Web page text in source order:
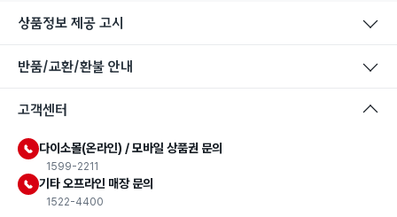
상품정보 제공 고시
반품/교환/환불 안내
고객센터
다이소몰(온라인) / 모바일 상품권 문의
1599-2211
기타 오프라인 매장 문의
1522-4400